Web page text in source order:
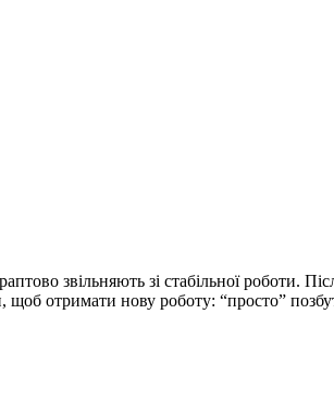
звільняють зі стабільної роботи.
отримати нову роботу: “просто”